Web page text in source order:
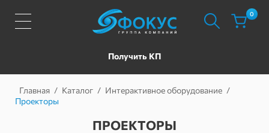
Получить КП
0
Главная / Каталог / Интерактивное оборудование /
Проекторы
ПРОЕКТОРЫ